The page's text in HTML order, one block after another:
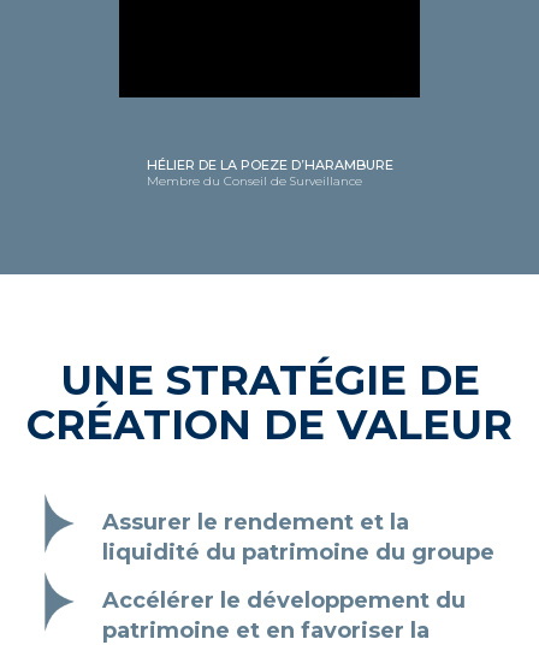
HÉLIER DE LA POEZE D’HARAMBURE
Membre du Conseil de Surveillance
UNE STRATÉGIE DE
CRÉATION DE VALEUR
Assurer le rendement et la
liquidité du patrimoine du groupe
Accélérer le développement du
patrimoine et en favoriser la